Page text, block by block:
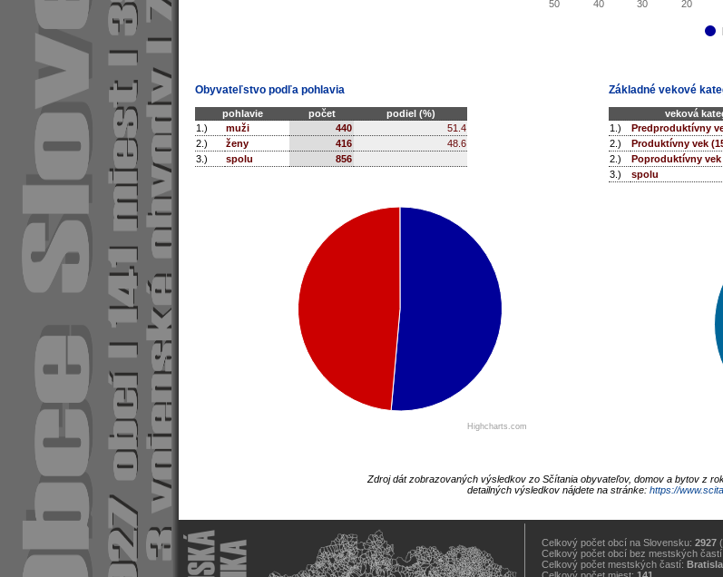
50 40 30 20
Obyvateľstvo podľa pohlavia
pohlavie počet
podiel (%)
1.)
muži 440
51.4
2.)
ženy 416
48.6
3.)
spolu 856
Highcharts.com
Základné vekové
veková
1.)
Predproduktívny
2.)
Produktívny vek
2.)
Poproduktívny vek
3.)
spolu
Zdroj dát zobrazovaných výsledkov zo Sčítania obyvateľov, domov a bytov z
detailných výsledkov nájdete na stránke: https://
Celkový počet obcí na Slovensku: 2927
Celkový počet obcí bez mestských
Celkový počet mestských častí: